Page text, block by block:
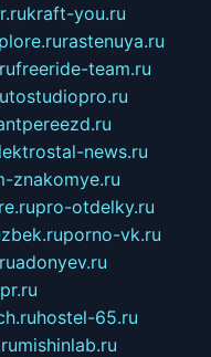
kraft-you.ru
rastenuya.ru
freeride-team.ru
news.ru
znakomye.ru
pro-otdelky.ru
porno-vk.ru
adonyev.ru
hostel-65.ru
mishinlab.ru